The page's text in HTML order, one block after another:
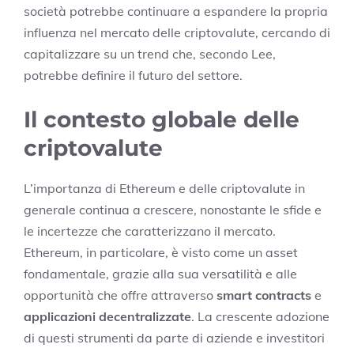
società potrebbe continuare a espandere la propria
influenza nel mercato delle criptovalute, cercando di
capitalizzare su un trend che, secondo Lee,
potrebbe definire il futuro del settore.
Il contesto globale delle
criptovalute
L’importanza di Ethereum e delle criptovalute in
generale continua a crescere, nonostante le sfide e
le incertezze che caratterizzano il mercato.
Ethereum, in particolare, è visto come un asset
fondamentale, grazie alla sua versatilità e alle
opportunità che offre attraverso smart contracts e
applicazioni decentralizzate. La crescente adozione
di questi strumenti da parte di aziende e investitori